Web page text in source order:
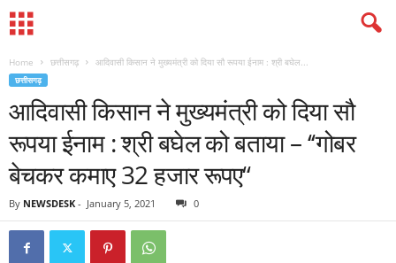
Home छत्तीसगढ़ आदिवासी किसान ने मुख्यमंत्री को दिया सौ रूपया ईनाम : श्री बघेल...
छत्तीसगढ़
आदिवासी किसान ने मुख्यमंत्री को दिया सौ
रूपया ईनाम : श्री बघेल को बताया – ‘‘गोबर
बेचकर कमाए 32 हजार रूपए‘‘
By NEWSDESK - January 5, 2021 0